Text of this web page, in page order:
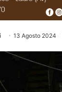
Invia 13 Agosto 2024